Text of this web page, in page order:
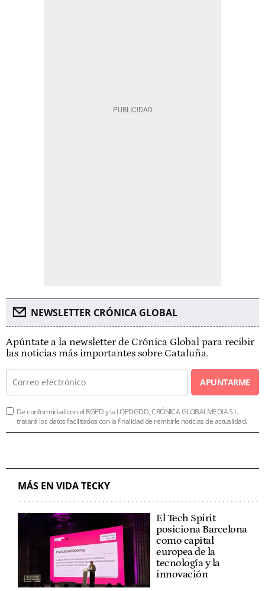
NEWSLETTER CRÓNICA GLOBAL
Apúntate a la newsletter de Crónica Global para recibir
las noticias más importantes sobre Cataluña.
APUNTARME
De conformidad con el RGPD y la LOPDGDD, CRÓNICA GLOBALMEDIA S.L.
tratará los datos facilitados con la finalidad de remitirle noticias de actualidad.
MÁS EN VIDA TECKY
El Tech Spirit
posiciona Barcelona
como capital
europea de la
tecnología y la
innovación